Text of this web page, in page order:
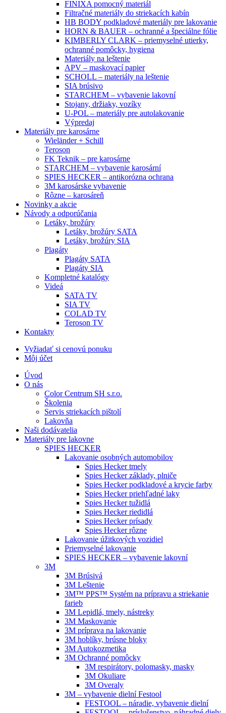
FINIXA pomocný materiál
Filtračné materiály do striekacích kabín
HB BODY podkladové materiály pre lakovanie
HORN & BAUER – ochranné a špeciálne fólie
KIMBERLY CLARK – priemyselné utierky,
ochranné pomôcky, hygiena
Materiály na leštenie
APV – maskovací papier
SCHOLL – materiály na leštenie
SIA brúsivo
STARCHEM – vybavenie lakovní
Stojany, držiaky, vozíky
U-POL – materiály pre autolakovanie
Výpredaj
Materiály pre karosárne
Wieländer + Schill
Teroson
FK Teknik – pre karosárne
STARCHEM – vybavenie karosární
SPIES HECKER – antikorózna ochrana
3M karosárske vybavenie
Rôzne – karosáreň
Novinky a akcie
Návody a odporúčania
Letáky, brožúry
Letáky, brožúry SATA
Letáky, brožúry SIA
Plagáty
Plagáty SATA
Plagáty SIA
Kompletné katalógy
Videá
SATA TV
SIA TV
COLAD TV
Teroson TV
Kontakty
Vyžiadať si cenovú ponuku
Môj účet
Úvod
O nás
Color Centrum SH s.r.o.
Školenia
Servis striekacích pištolí
Lakovňa
Naši dodávatelia
Materiály pre lakovne
SPIES HECKER
Lakovanie osobných automobilov
Spies Hecker tmely
Spies Hecker základy, plniče
Spies Hecker podkladové a krycie farby
Spies Hecker priehľadné laky
Spies Hecker tužidlá
Spies Hecker riedidlá
Spies Hecker prísady
Spies Hecker rôzne
Lakovanie úžitkových vozidiel
Priemyselné lakovanie
SPIES HECKER – vybavenie lakovní
3M
3M Brúsivá
3M Leštenie
3M™ PPS™ Systém na prípravu a striekanie
farieb
3M Lepidlá, tmely, nástreky
3M Maskovanie
3M príprava na lakovanie
3M hoblíky, brúsne bloky
3M Autokozmetika
3M Ochranné pomôcky
3M respirátory, polomasky, masky
3M Okuliare
3M Overaly
3M – vybavenie dielní Festool
FESTOOL – náradie, vybavenie dielní